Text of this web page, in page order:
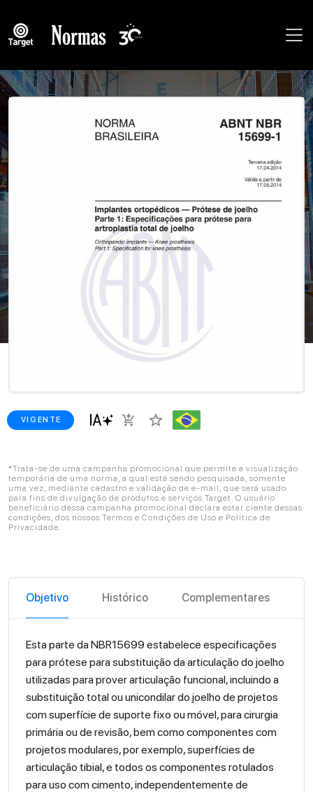
VIGENTE add_shopping_cart star_border
*Trata-se de uma campanha promocional que permite a visualização
temporária de uma norma, a qual está sendo pesquisada, somente
uma vez, mediante cadastro e validação de e-mail, que será usado
para fins de divulgação de produtos e serviços Target. O usuário
beneficiário dessa campanha promocional declara estar ciente dessas
condições, dos nossos Termos e Condições de Uso e Política de
Privacidade.
Objetivo Histórico Complementares
Esta parte da NBR15699 estabelece especificações
para prótese para substituição da articulação do joelho
utilizadas para prover articulação funcional, incluindo a
substituição total ou unicondilar do joelho de projetos
com superfície de suporte fixo ou móvel, para cirurgia
primária ou de revisão, bem como componentes com
projetos modulares, por exemplo, superfícies de
articulação tibial, e todos os componentes rotulados
para uso com cimento, independentemente de